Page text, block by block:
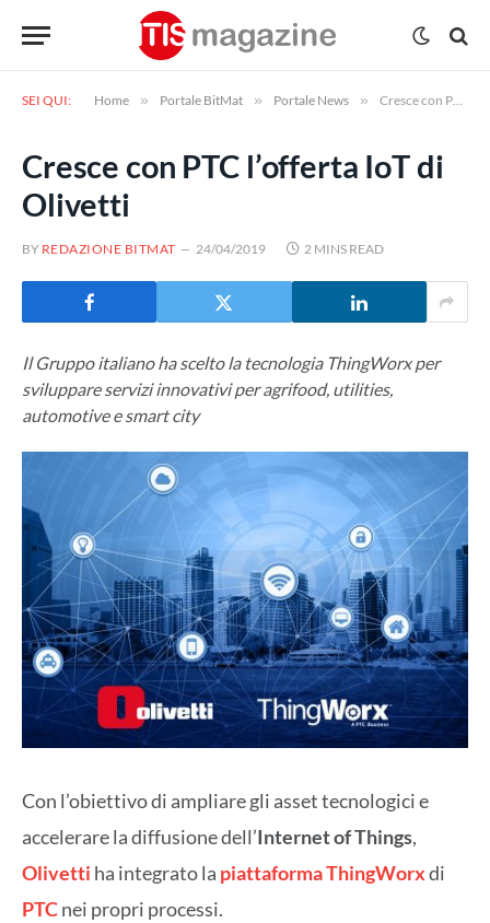
SEI QUI: Home » Portale BitMat » Portale News » Cresce con PTC l’offerta IoT di Olivetti
Cresce con PTC l’offerta IoT di
Olivetti
BY REDAZIONE BITMAT 24/04/2019 2 MINS READ
Il Gruppo italiano ha scelto la tecnologia ThingWorx per
sviluppare servizi innovativi per agrifood, utilities,
automotive e smart city
Con l’obiettivo di ampliare gli asset tecnologici e
accelerare la diffusione dell’Internet of Things,
Olivetti ha integrato la piattaforma ThingWorxdi
PTCnei propri processi.